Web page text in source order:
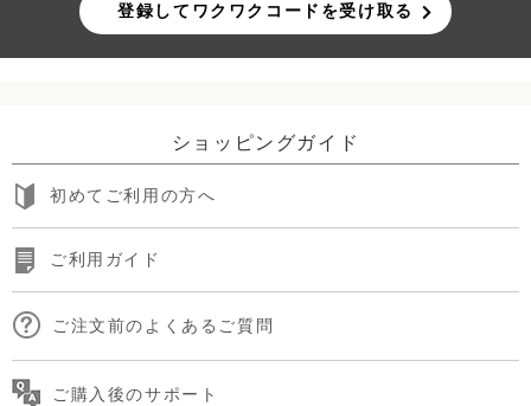
登録してワクワクコードを受け取る
ショッピングガイド
初めてご利用の方へ
ご利用ガイド
ご注文前のよくあるご質問
ご購入後のサポート